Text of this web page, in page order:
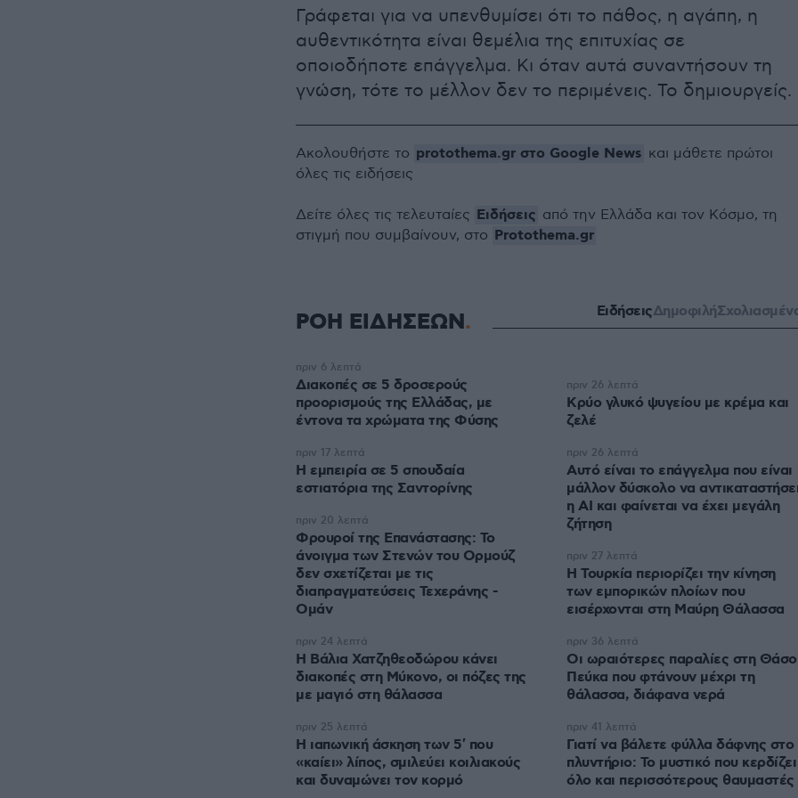
Γράφεται για να υπενθυμίσει ότι το πάθος, η αγάπη, η
αυθεντικότητα είναι θεμέλια της επιτυχίας σε
οποιοδήποτε επάγγελμα. Κι όταν αυτά συναντήσουν τη
γνώση, τότε το μέλλον δεν το περιμένεις. Το δημιουργείς.
Ακολουθήστε το protothema.gr στο Google News και μάθετε πρώτοι
όλες τις ειδήσεις
Δείτε όλες τις τελευταίες Ειδήσεις από την Ελλάδα και τον Κόσμο, τη
στιγμή που συμβαίνουν, στο Protothema.gr
ΡΟΗ ΕΙΔΗΣΕΩΝ ΕιδήσειςΔημοφιλή
Διακοπές σε 5 δροσερούς
προορισμούς της Ελλάδας, με
έντονα τα χρώματα της Φύσης
πριν 6 λεπτά
Η εμπειρία σε 5 σπουδαία
εστιατόρια της Σαντορίνης
πριν 17 λεπτά
Φρουροί της Επανάστασης: Το
άνοιγμα των Στενών του Ορμούζ
δεν σχετίζεται με τις
διαπραγματεύσεις Τεχεράνης -
Ομάν
πριν 20 λεπτά
Η Βάλια Χατζηθεοδώρου κάνει
διακοπές στη Μύκονο, οι πόζες της
με μαγιό στη θάλασσα
πριν 24 λεπτά
Η ιαπωνική άσκηση των 5′ που
«καίει» λίπος, σμιλεύει κοιλιακούς
και δυναμώνει τον κορμό
πριν 25 λεπτά
Κρύο γλυκό ψυγείου με κρέμα και
ζελέ
πριν 26 λεπτά
Αυτό είναι το επάγγελμα που είναι
μάλλον δύσκολο να
η AI και φαίνεται να έχει μεγάλη
ζήτηση
πριν 26 λεπτά
Η Τουρκία περιορίζει την κίνηση
των εμπορικών πλοίων που
εισέρχονται στη Μαύρη Θάλασσα
πριν 27 λεπτά
Οι ωραιότερες παραλίες στη
Πεύκα που φτάνουν μέχρι τη
θάλασσα, διάφανα νερά
πριν 36 λεπτά
Γιατί να βάλετε φύλλα δάφνης στο
πλυντήριο: Το μυστικό που κερδίζει
όλο και περισσότερους θαυμαστές
πριν 41 λεπτά